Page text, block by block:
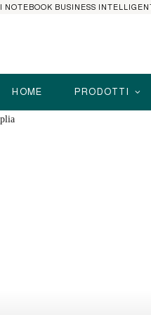
HOME PRODOTTI